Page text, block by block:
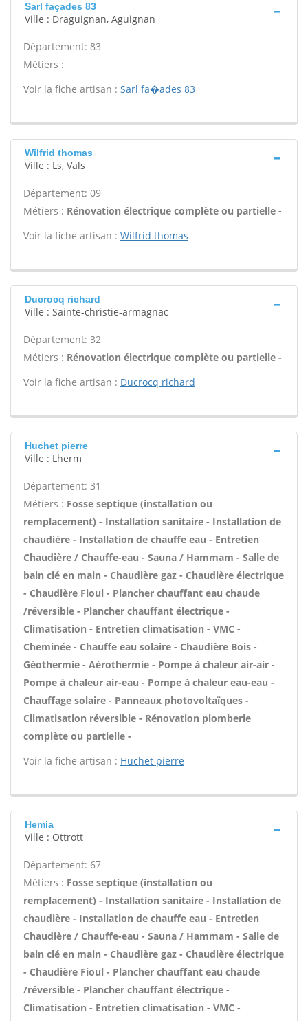
Sarl façades 83
Ville : Draguignan, Aguignan
Département: 83
Métiers :
Voir la fiche artisan : Sarl fa�ades 83
Wilfrid thomas
Ville : Ls, Vals
Département: 09
Métiers : Rénovation électrique complète ou partielle -
Voir la fiche artisan : Wilfrid thomas
Ducrocq richard
Ville : Sainte-christie-armagnac
Département: 32
Métiers : Rénovation électrique complète ou partielle -
Voir la fiche artisan : Ducrocq richard
Huchet pierre
Ville : Lherm
Département: 31
Métiers : Fosse septique (installation ou
remplacement) - Installation sanitaire - Installation de
chaudière - Installation de chauffe eau - Entretien
Chaudière / Chauffe-eau - Sauna / Hammam - Salle de
bain clé en main - Chaudière gaz - Chaudière électrique
- Chaudière Fioul - Plancher chauffant eau chaude
/réversible - Plancher chauffant électrique -
Climatisation - Entretien climatisation - VMC -
Cheminée - Chauffe eau solaire - Chaudière Bois -
Géothermie - Aérothermie - Pompe à chaleur air-air -
Pompe à chaleur air-eau - Pompe à chaleur eau-eau -
Chauffage solaire - Panneaux photovoltaïques -
Climatisation réversible - Rénovation plomberie
complète ou partielle -
Voir la fiche artisan : Huchet pierre
Hemia
Ville : Ottrott
Département: 67
Métiers : Fosse septique (installation ou
remplacement) - Installation sanitaire - Installation de
chaudière - Installation de chauffe eau - Entretien
Chaudière / Chauffe-eau - Sauna / Hammam - Salle de
bain clé en main - Chaudière gaz - Chaudière électrique
- Chaudière Fioul - Plancher chauffant eau chaude
/réversible - Plancher chauffant électrique -
Climatisation - Entretien climatisation - VMC -